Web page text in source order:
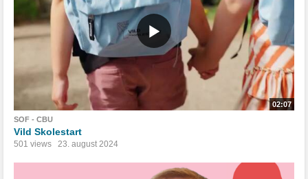
02:07
SOF - CBU
Vild Skolestart
501 views 23. august 2024